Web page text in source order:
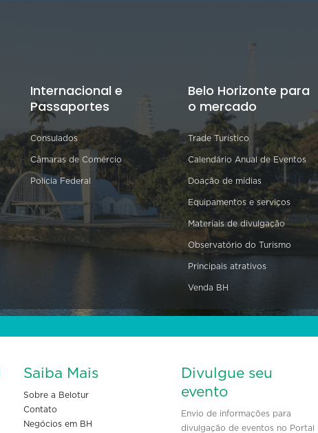
Internacional e
Passaportes
Consulados
Câmaras de Comércio
Polícia Federal
Belo Horizonte para
o mercado
Trade Turístico
Calendário Anual de Eventos
Doação de mídias
Equipamentos e serviços
Materiais de divulgação
Observatório do Turismo
Principais atrativos
Venda BH
Saiba Mais
Sobre a Belotur
Contato
Negócios em BH
Divulgue seu
evento
Envio de informações para
divulgação de eventos no Portal